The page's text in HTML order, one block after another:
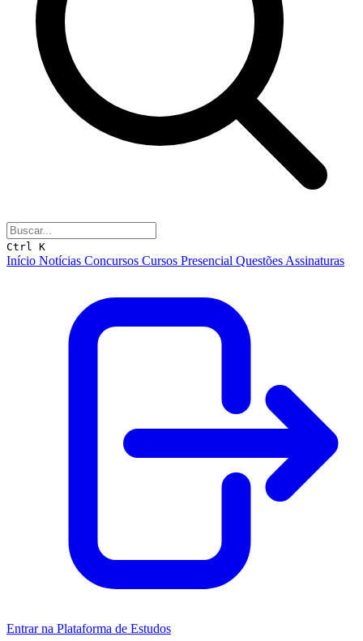
Ctrl K
Início Notícias Concursos Cursos Presencial Questões Assinaturas
Entrar na Plataforma de Estudos